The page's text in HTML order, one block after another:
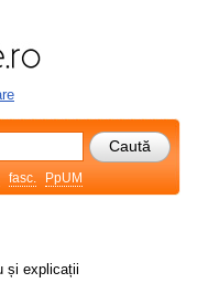
fasc. PpUM
și explicații